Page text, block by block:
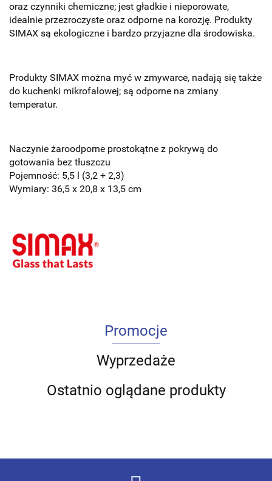
oraz czynniki chemiczne; jest gładkie i nieporowate,
idealnie przezroczyste oraz odporne na korozję. Produkty
SIMAX są ekologiczne i bardzo przyjazne dla środowiska.
Produkty SIMAX można myć w zmywarce, nadają się także
do kuchenki mikrofalowej; są odporne na zmiany
temperatur.
Naczynie żaroodporne prostokątne z pokrywą do
gotowania bez tłuszczu
Pojemność: 5,5 l (3,2 + 2,3)
Wymiary: 36,5 x 20,8 x 13,5 cm
Promocje
Wyprzedaże
Ostatnio oglądane produkty